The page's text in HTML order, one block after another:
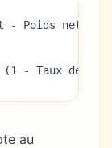
- Poids net) /
- Taux de
au